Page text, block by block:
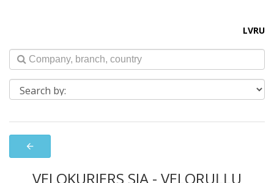
LVRU
arrow_back
VELOKURJERS SIA - VELORUĻĻU